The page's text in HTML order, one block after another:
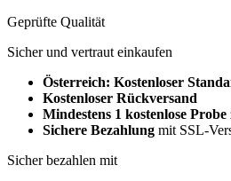
Geprüfte Qualität
Sicher und vertraut einkaufen
Österreich: Kostenloser
Kostenloser Rückversand
Mindestens 1 kostenlose Probe
Sichere Bezahlung mit SSL-
Sicher bezahlen mit